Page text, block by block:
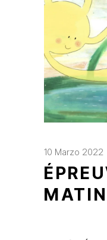
10 Marzo 2022
MATIN